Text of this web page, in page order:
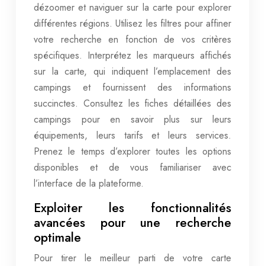
dézoomer et naviguer sur la carte pour explorer
différentes régions. Utilisez les filtres pour affiner
votre recherche en fonction de vos critères
spécifiques. Interprétez les marqueurs affichés
sur la carte, qui indiquent l’emplacement des
campings et fournissent des informations
succinctes. Consultez les fiches détaillées des
campings pour en savoir plus sur leurs
équipements, leurs tarifs et leurs services.
Prenez le temps d’explorer toutes les options
disponibles et de vous familiariser avec
l’interface de la plateforme.
Exploiter les fonctionnalités
avancées pour une recherche
optimale
Pour tirer le meilleur parti de votre carte